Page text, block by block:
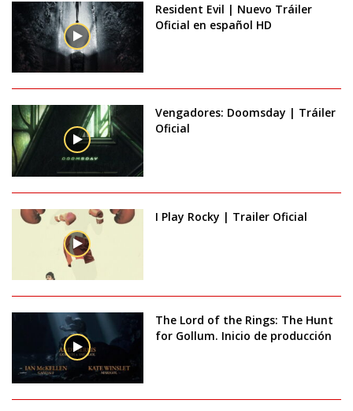
Resident Evil | Nuevo Tráiler
Oficial en español HD
Vengadores: Doomsday | Tráiler
Oficial
I Play Rocky | Trailer Oficial
The Lord of the Rings: The Hunt
for Gollum. Inicio de producción